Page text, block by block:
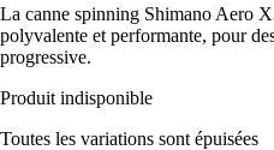
La canne spinning Shimano Aero
polyvalente et performante, pour
progressive.
Produit indisponible
Toutes les variations sont épuisées